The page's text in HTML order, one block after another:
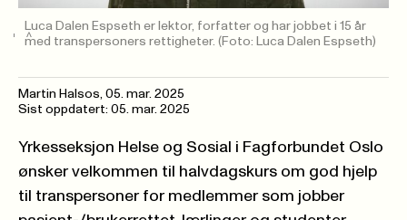
Luca Dalen Espseth er lektor, forfatter og har jobbet i 15 år
med transpersoners rettigheter. (Foto: Luca Dalen Espseth)
Martin Halsos, 05. mar. 2025
Sist oppdatert: 05. mar. 2025
Yrkesseksjon Helse og Sosial i Fagforbundet Oslo
ønsker velkommen til halvdagskurs om god hjelp
til transpersoner for medlemmer som jobber